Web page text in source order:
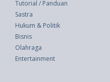
Tutorial / Panduan
Sastra
Hukum & Politik
Bisnis
Olahraga
Entertainment